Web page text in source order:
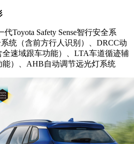
Toyota Safety Sense智行安全系
统（含前方行人识别）、DRCC动
速域跟车功能）、LTA车道循迹辅
能）、AHB自动调节远光灯系统